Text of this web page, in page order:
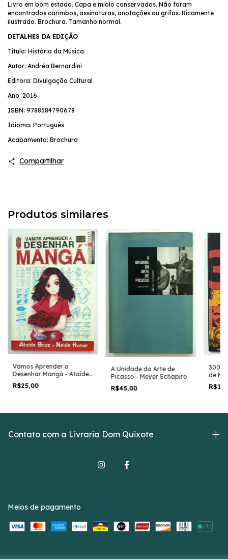
Livro em bom estado. Capa e miolo conservados. Não foram
encontrados carimbos, assinaturas, anotações ou grifos. Ricamente
ilustrado. Brochura. Tamanho normal.
DETALHES DA EDIÇÃO
Título: História da Música
Autor: Andréa Bernardini
Editora: Divulgação Cultural
Ano: 2016
ISBN: 9788584790678
Idioma: Português
Acabamento: Brochura
Compartilhar
Produtos similares
Vamos Aprender a
Desenhar Mangá - Ataíde
Braz e Neide Harue
R$25,00
A Unidade da Arte de
Picasso - Meyer Schapiro
R$45,00
300
de
Maron
Contato com a Livraria Dom Quixote
Meios de pagamento